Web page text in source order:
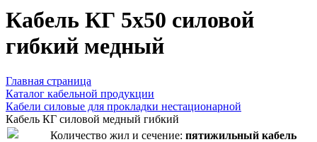
Кабель КГ 5х50 силовой
гибкий медный
Главная страница
Каталог кабельной продукции
Кабели силовые для прокладки нестационарной
Кабель КГ силовой медный гибкий
Количество жил и сечение: пятижильный кабель